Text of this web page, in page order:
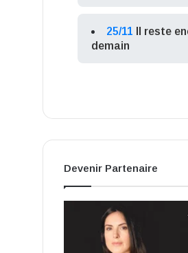
25/11
Il reste
demain
Devenir Partenaire